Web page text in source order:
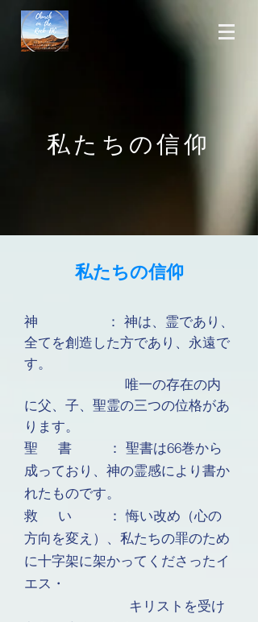
​私たちの信仰
私たちの信仰
神 ： 神は、霊であり、
全てを創造した方であり、永遠で
す。
唯一の存在の内
に父、子、聖霊の三つの位格があ
ります。
聖 書 ： 聖書は66巻から
成っており、神の霊感により書か
れたものです。
救 い ： 悔い改め（心の
方向を変え）、私たちの罪のため
に十字架に架かってくださったイ
エス・
キリストを受け